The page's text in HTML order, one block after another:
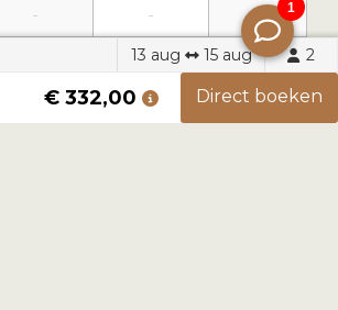
- - -
€ 1.938,50
€ 1.851,84 -
13 aug 15 aug 2
€ 332,00 Direct boeken